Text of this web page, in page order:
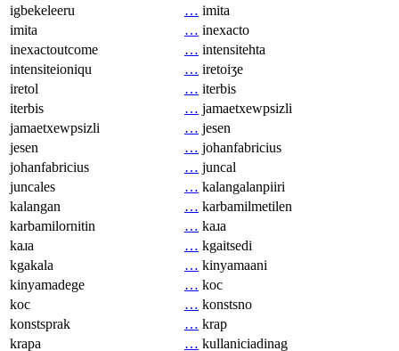
igbekeleeru
… imita
imita
… inexacto
inexactoutcome
… intensitehta
intensiteioniqu
… iretoiʒe
iretol
… iterbis
iterbis
… jamaetxewpsizli
jamaetxewpsizli
… jesen
jesen
… johanfabricius
johanfabricius
… juncal
juncales
… kalangalanpiiri
kalangan
… karbamilmetilen
karbamilornitin
… kaɹa
kaɹa
… kgaitsedi
kgakala
… kinyamaani
kinyamadege
… koc
koc
… konstsno
konstsprak
… krap
krapa
… kullaniciadinag